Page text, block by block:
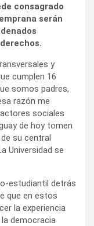
consagrado
serán
y
cumplen 16
somos padres,
razón me
sociales
de hoy tomen
su central
Universidad se
estudiantil detrás
que en estos
la experiencia
democracia